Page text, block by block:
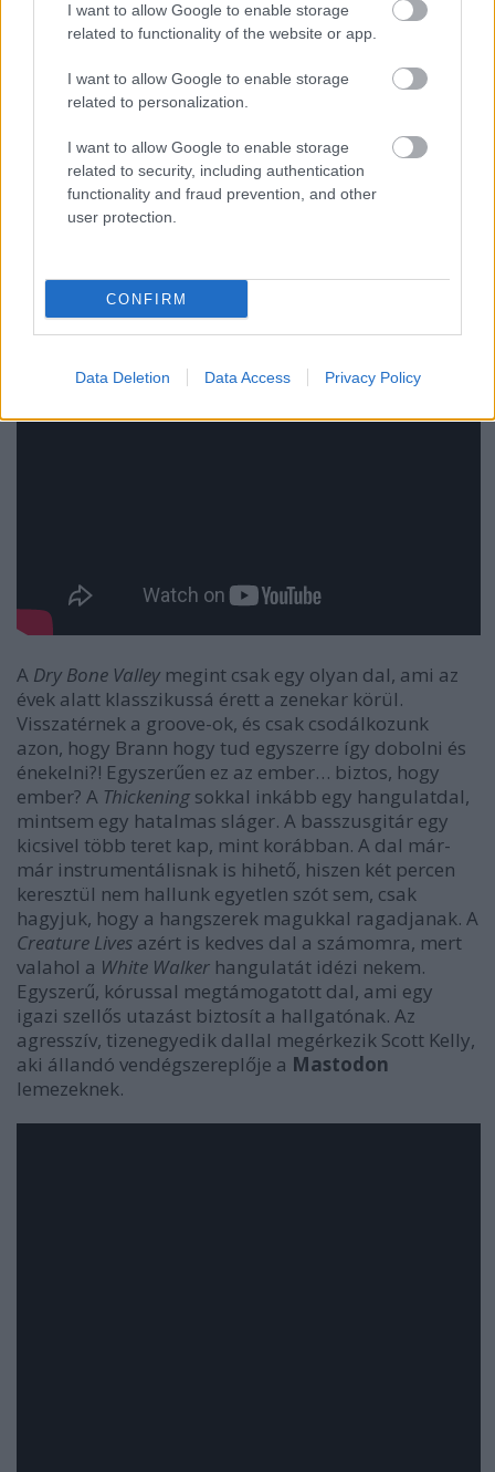
I want to allow Google to enable storage
related to functionality of the website or app.
I want to allow Google to enable storage
related to personalization.
I want to allow Google to enable storage
related to security, including authentication
functionality and fraud prevention, and other
user protection.
CONFIRM
Data Deletion Data Access Privacy Policy
Melankolikus, visszafogott, nagyon személyes.
Benne van az az igazi Hinds-féle gitárstílus, ami
részben naggyá tette a zenekart. Ez is könnyedén
lehet egy olyan dal, gitártémával, ami a
Crack the
-ról maradt le, akár csak a
amelyek noha nem a legendás prog albumra
készültek, de az alapgondolatok akörül
fogalmazódtak meg.
A Dry Bone Valley megint csak egy olyan dal, ami az
évek alatt klasszikussá érett a zenekar körül.
Visszatérnek a groove-ok, és csak csodálkozunk
azon, hogy Brann hogy tud egyszerre így dobolni és
énekelni?! Egyszerűen ez az ember… biztos, hogy
ember? A Thickening sokkal inkább egy hangulatdal,
mintsem egy hatalmas sláger. A basszusgitár egy
kicsivel több teret kap, mint korábban. A dal már-
már instrumentálisnak is hihető, hiszen két percen
keresztül nem hallunk egyetlen szót sem, csak
hagyjuk, hogy a hangszerek magukkal ragadjanak. A
Creature Lives azért is kedves dal a számomra, mert
valahol a White Walker hangulatát idézi nekem.
Egyszerű, kórussal megtámogatott dal, ami egy
igazi szellős utazást biztosít a hallgatónak. Az
agresszív, tizenegyedik dallal megérkezik Scott Kelly,
aki állandó vendégszereplője a Mastodon
lemezeknek.